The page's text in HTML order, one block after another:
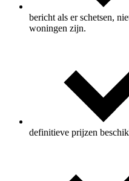
bericht als er schetsen,
woningen zijn.
definitieve prijzen